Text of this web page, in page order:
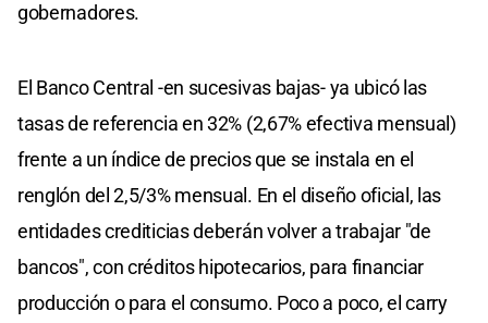
gobernadores.
El Banco Central -en sucesivas bajas- ya ubicó las
tasas de referencia en 32% (2,67% efectiva mensual)
frente a un índice de precios que se instala en el
renglón del 2,5/3% mensual. En el diseño oficial, las
entidades crediticias deberán volver a trabajar "de
bancos", con créditos hipotecarios, para financiar
producción o para el consumo. Poco a poco, el carry